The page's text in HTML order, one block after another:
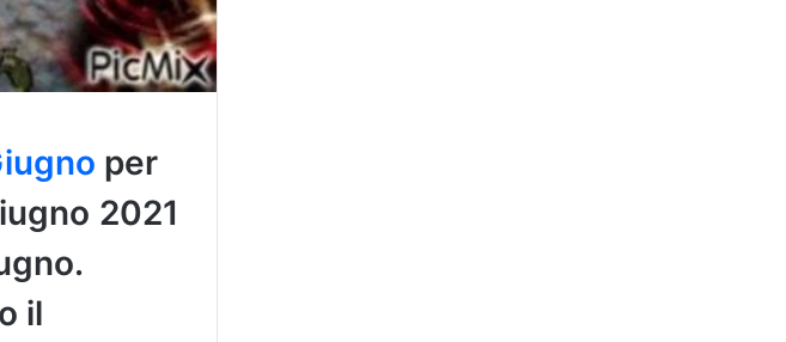
per
2021
il